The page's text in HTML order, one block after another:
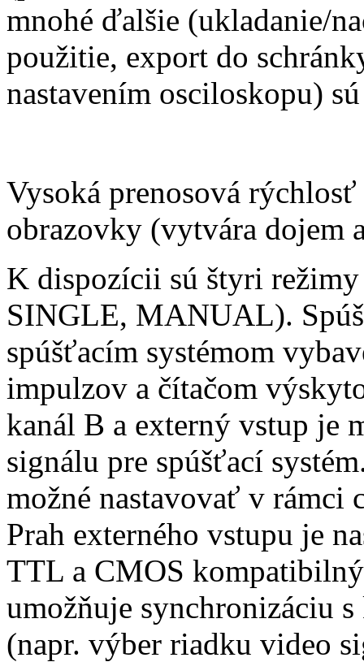
mnohé ďalšie (ukladanie/
použitie, export do
nastavením osciloskopu)
Vysoká prenosová
obrazovky (vytvára dojem
K dispozícii sú štyri
SINGLE, MANUAL).
spúšťacím systémom
impulzov a čítačom
kanál B a externý vstup je
signálu pre spúšťací
možné nastavovať v rámci
Prah externého vstupu je
TTL a CMOS
umožňuje synchronizáciu
(napr. výber riadku video